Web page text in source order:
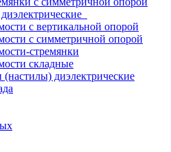
с вертикальной опорой
с симметричной опорой
стремянки
складные
(настилы) диэлектрические